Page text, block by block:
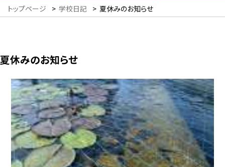
トップページ > 学校日記 > 夏休みのお知らせ
夏休みのお知らせ